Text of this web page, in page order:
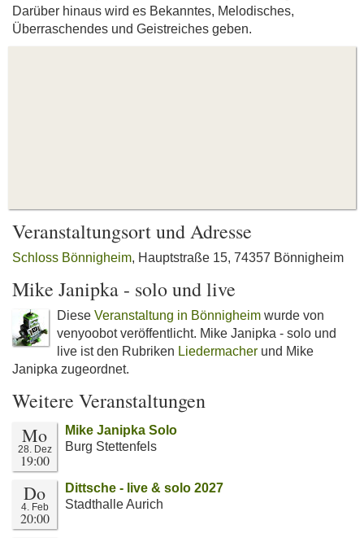
Darüber hinaus wird es Bekanntes, Melodisches,
Überraschendes und Geistreiches geben.
Veranstaltungsort und Adresse
Schloss Bönnigheim, Hauptstraße 15, 74357 Bönnigheim
Mike Janipka - solo und live
Diese Veranstaltung in Bönnigheim wurde von
venyoobot veröffentlicht. Mike Janipka - solo und
live ist den Rubriken Liedermacher und Mike
Janipka zugeordnet.
Weitere Veranstaltungen
Mo
28. Dez
19:00
Mike Janipka Solo
Burg Stettenfels
Do
4. Feb
20:00
Dittsche - live & solo 2027
Stadthalle Aurich